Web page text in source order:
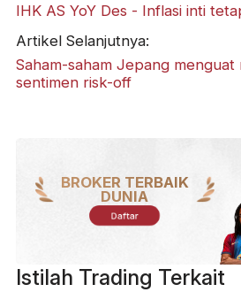
IHK AS YoY Des - Inflasi inti
Artikel Selanjutnya:
Saham-saham Jepang
sentimen risk-off
BROKER TERBAIK
DUNIA
Daftar
Istilah Trading Terkait